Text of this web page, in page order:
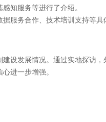
知服务等进行了介绍。
据服务合作、技术培训支持等
建设发展情况。通过实地探访
进一步增强。